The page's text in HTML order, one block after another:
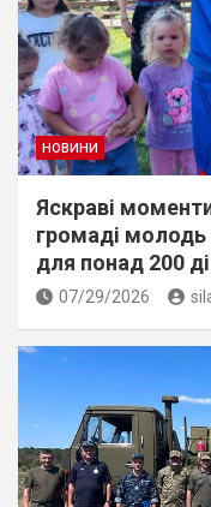
НОВИНИ
Яскраві
громаді молодь
для понад 200
07/29/2026